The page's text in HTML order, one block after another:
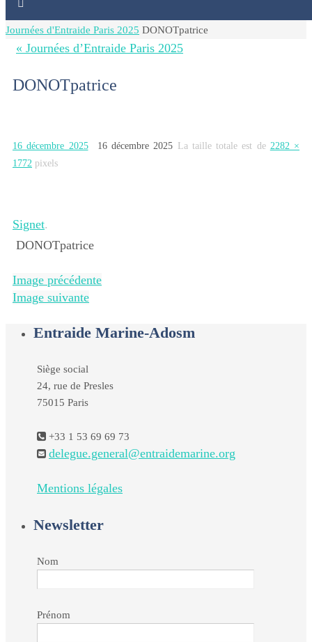
Home
Journées d'Entraide Paris 2025 DONOTpatrice
« Journées d’Entraide Paris 2025
DONOTpatrice
16 décembre 2025 16 décembre 2025 La taille totale est de 2282 ×
1772 pixels
Signet.
DONOTpatrice
Image précédente
Image suivante
Entraide Marine-Adosm
Siège social
24, rue de Presles
75015 Paris
+33 1 53 69 69 73
delegue.general@entraidemarine.org
Mentions légales
Newsletter
Nom
Prénom